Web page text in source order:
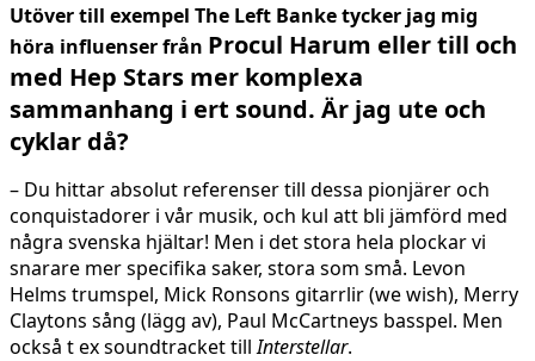
Utöver till exempel The Left Banke tycker jag mig
höra influenser från Procul Harum eller till och
med Hep Stars mer komplexa
sammanhang i ert sound. Är jag ute och
cyklar då?
– Du hittar absolut referenser till dessa pionjärer och
conquistadorer i vår musik, och kul att bli jämförd med
några svenska hjältar! Men i det stora hela plockar vi
snarare mer specifika saker, stora som små. Levon
Helms trumspel, Mick Ronsons gitarrlir (we wish), Merry
Claytons sång (lägg av), Paul McCartneys basspel. Men
också t ex soundtracket tillInterstellar.